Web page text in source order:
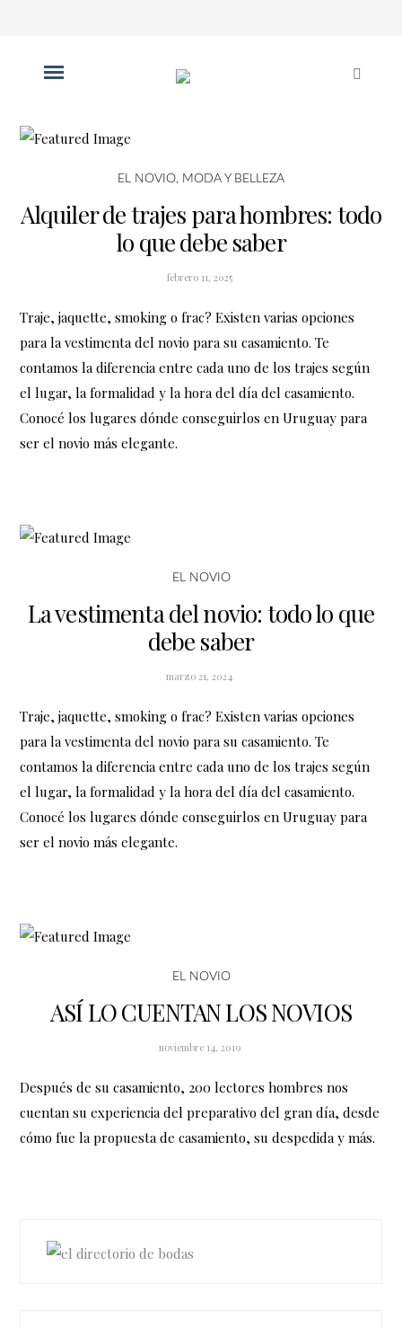
EL NOVIO, MODA Y BELLEZA
Alquiler de trajes para hombres: todo
lo que debe saber
febrero 11, 2025
Traje, jaquette, smoking o frac? Existen varias opciones
para la vestimenta del novio para su casamiento. Te
contamos la diferencia entre cada uno de los trajes según
el lugar, la formalidad y la hora del día del casamiento.
Conocé los lugares dónde conseguirlos en Uruguay para
ser el novio más elegante.
EL NOVIO
La vestimenta del novio: todo lo que
debe saber
marzo 21, 2024
Traje, jaquette, smoking o frac? Existen varias opciones
para la vestimenta del novio para su casamiento. Te
contamos la diferencia entre cada uno de los trajes según
el lugar, la formalidad y la hora del día del casamiento.
Conocé los lugares dónde conseguirlos en Uruguay para
ser el novio más elegante.
EL NOVIO
ASÍ LO CUENTAN LOS NOVIOS
noviembre 14, 2019
Después de su casamiento, 200 lectores hombres nos
cuentan su experiencia del preparativo del gran día, desde
cómo fue la propuesta de casamiento, su despedida y más.